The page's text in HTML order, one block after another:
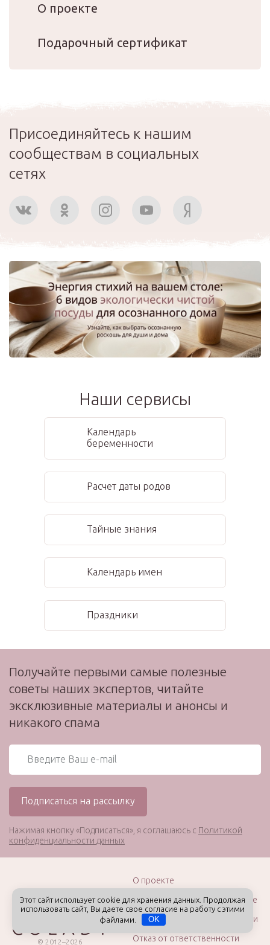
О проекте
Подарочный сертификат
Присоединяйтесь к нашим
сообществам в социальных
сетях
Наши сервисы
Календарь
беременности
Расчет даты родов
Тайные знания
Календарь имен
Праздники
Получайте первыми самые полезные
советы наших экспертов, читайте
эксклюзивные материалы и анонсы и
никакого спама
Нажимая кнопку «Подписаться», я соглашаюсь с Политикой
конфиденциальности данных
© 2012–2026
О проекте
Пользовательское соглашение
Политика конфиденциальности
Отказ от ответственности
Этот сайт использует cookie для хранения данных. Продолжая
использовать сайт, Вы даете свое согласие на работу с этими
файлами.
OK